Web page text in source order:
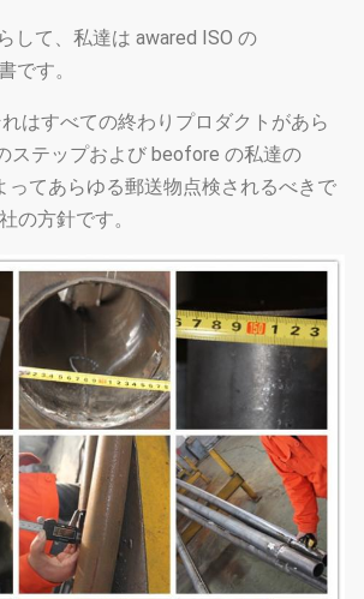
して、私達は awared ISO の
です。
はすべての終わりプロダクトがあら
ステップおよび beofore の私達の
ってあらゆる郵送物点検されるべきで
の方針です。